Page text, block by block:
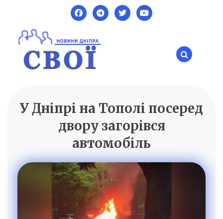
content
SVOI.DP.UA
Новини Дніпра
У Дніпрі на Тополі посеред
двору загорівся
автомобіль